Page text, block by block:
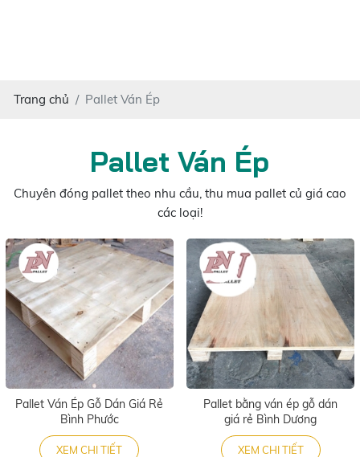
Trang chủ Pallet Ván Ép
Pallet Ván Ép
Chuyên đóng pallet theo nhu cầu, thu mua pallet củ giá cao
các loại!
Pallet Ván Ép Gỗ Dán Giá Rẻ
Bình Phước
XEM CHI TIẾT
Pallet bằng ván ép gỗ dán
giá rẻ Bình Dương
XEM CHI TIẾT